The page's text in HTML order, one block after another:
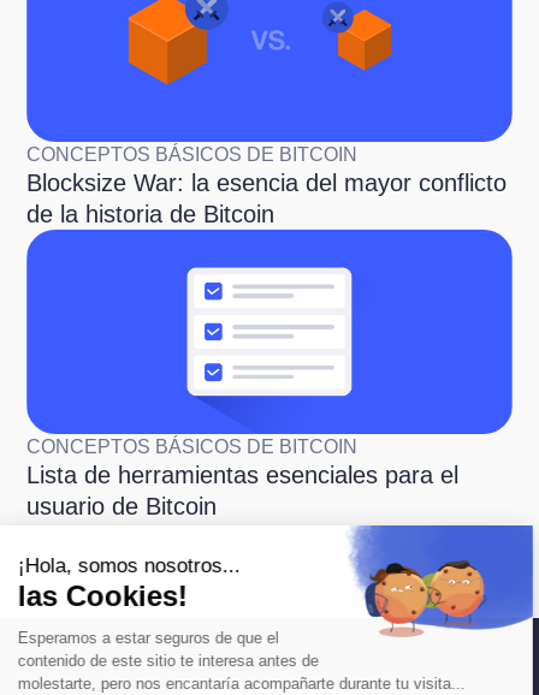
Continúa sin consentimiento
¡Hola, somos nosotros...
las Cookies!
Esperamos a estar seguros de que el
contenido de este sitio te interesa antes de
molestarte, pero nos encantaría acompañarte durante tu visita...
CONCEPTOS BÁSICOS DE BITCOIN
Blocksize War: la esencia del mayor conflicto
de la historia de Bitcoin
CONCEPTOS BÁSICOS DE BITCOIN
Lista de herramientas esenciales para el
usuario de Bitcoin